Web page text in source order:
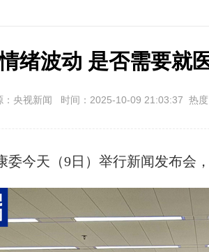
绪波动 是否需要就
：央视新闻 时间：2025-10-09 21:03:37 热
今天（9日）举行新闻发布会